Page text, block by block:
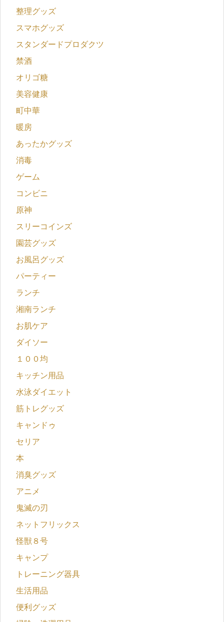
整理グッズ
スマホグッズ
スタンダードプロダクツ
禁酒
オリゴ糖
美容健康
町中華
暖房
あったかグッズ
消毒
ゲーム
コンビニ
原神
スリーコインズ
園芸グッズ
お風呂グッズ
パーティー
ランチ
湘南ランチ
お肌ケア
ダイソー
１００均
キッチン用品
水泳ダイエット
筋トレグッズ
キャンドゥ
セリア
本
消臭グッズ
アニメ
鬼滅の刃
ネットフリックス
怪獣８号
キャンプ
トレーニング器具
生活用品
便利グッズ